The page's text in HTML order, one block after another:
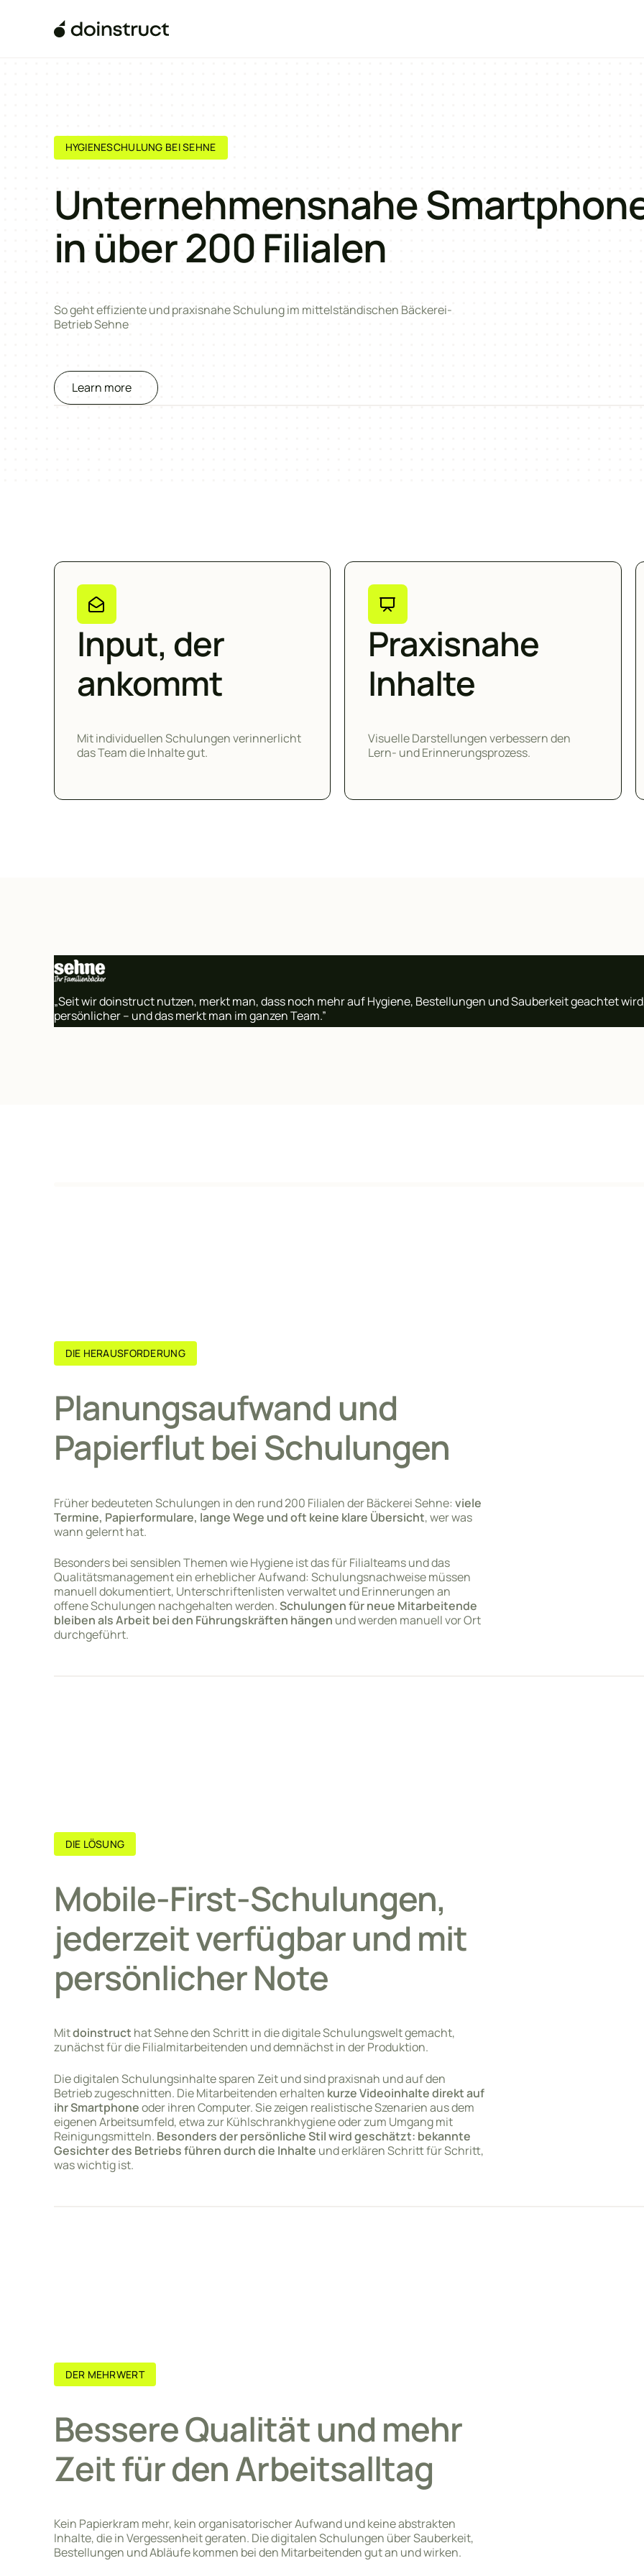
HYGIENESCHULUNG BEI SEHNE
Unternehmensnahe
in über 200 Filialen
So geht effiziente und praxisnahe Schulung im mittelständischen Bäckerei-
Betrieb Sehne
Learn more
Input, der
ankommt
Mit individuellen Schulungen verinnerlicht
das Team die Inhalte gut.
Praxisnahe
Inhalte
Visuelle Darstellungen verbessern den
Lern- und Erinnerungsprozess.
„Seit wir doinstruct nutzen, merkt man, dass noch mehr auf Hygiene, Bestellungen und Sauberkeit geachtet
persönlicher – und das merkt man im ganzen Team.”
DIE HERAUSFORDERUNG
Planungsaufwand und
Papierflut bei Schulungen
Früher bedeuteten Schulungen in den rund 200 Filialen der Bäckerei Sehne: viele
Termine, Papierformulare, lange Wege und oft keine klare Übersicht, wer was
wann gelernt hat.
Besonders bei sensiblen Themen wie Hygiene ist das für Filialteams und das
Qualitätsmanagement ein erheblicher Aufwand: Schulungsnachweise müssen
manuell dokumentiert, Unterschriftenlisten verwaltet und Erinnerungen an
offene Schulungen nachgehalten werden.Schulungen für neue Mitarbeitende
bleiben als Arbeit bei den Führungskräften hängen und werden manuell vor Ort
durchgeführt.
DIE LÖSUNG
Mobile-First-Schulungen,
jederzeit verfügbar und mit
persönlicher Note
Mitdoinstruct hat Sehne den Schritt in die digitale Schulungswelt gemacht,
zunächst für die Filialmitarbeitenden und demnächst in der Produktion.
Die digitalen Schulungsinhalte sparen Zeit und sind praxisnah und auf den
Betrieb zugeschnitten. Die Mitarbeitenden erhalten kurze Videoinhalte direkt auf
ihr Smartphoneoder ihren Computer. Sie zeigen realistische Szenarien aus dem
eigenen Arbeitsumfeld, etwa zur Kühlschrankhygiene oder zum Umgang mit
Reinigungsmitteln. Besonders der persönliche Stil wird geschätzt: bekannte
Gesichter des Betriebs führen durch die Inhalte und erklären Schritt für Schritt,
was wichtig ist.
DER MEHRWERT
Bessere Qualität und mehr
Zeit für den Arbeitsalltag
Kein Papierkram mehr, kein organisatorischer Aufwand und keine abstrakten
Inhalte, die in Vergessenheit geraten. Die digitalen Schulungen über Sauberkeit,
Bestellungen und Abläufe kommen bei den Mitarbeitenden gut an und wirken.